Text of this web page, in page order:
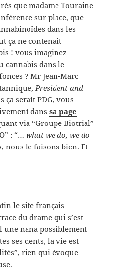
que madame Touraine
sur place, que
dans les
ça ne contenait
! vous imaginez
cannabis dans le
? Mr Jean-Marc
President and
ça serait PDG, vous
danssa page
via “Groupe Biotrial”
: “…what we do, we do
nous le faisons bien. Et
le site français
du drame qui s’est
une nana possiblement
ses dents, la vie est
rien qui évoque